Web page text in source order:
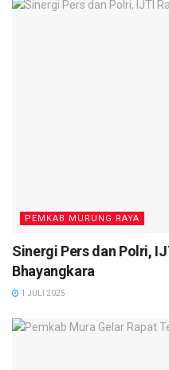
PEMKAB MURUNG RAYA
Sinergi Pers dan Polri,
Bhayangkara
1 JULI 2025